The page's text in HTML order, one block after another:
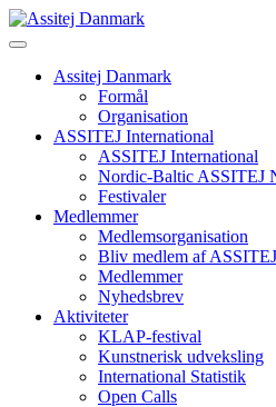
Skip
to
Assitej Danmark
Formål
Organisation
ASSITEJ International
ASSITEJ International
Nordic-Baltic ASSITEJ
Festivaler
Medlemmer
Medlemsorganisation
Bliv medlem af
Medlemmer
Nyhedsbrev
Aktiviteter
KLAP-festival
Kunstnerisk udveksling
International Statistik
Open Calls